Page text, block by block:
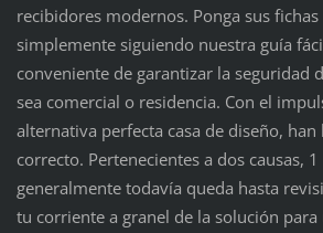
recibidores modernos. Ponga sus fichas
simplemente siguiendo nuestra guía
conveniente de garantizar la seguridad
sea comercial o residencia. Con el
alternativa perfecta casa de diseño,
correcto. Pertenecientes a dos causas,
generalmente todavía queda hasta
tu corriente a granel de la solución para